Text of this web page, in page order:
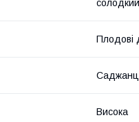
солодкий
Плодові
Висока